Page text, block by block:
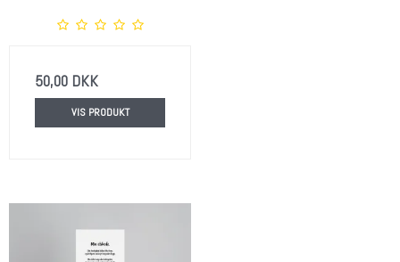
50,00 DKK
VIS PRODUKT